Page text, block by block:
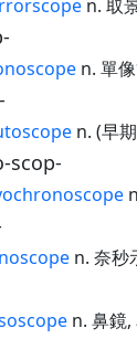
n. 取
n. 單
n. (早
scop-
n. 奈秒
n. 鼻鏡